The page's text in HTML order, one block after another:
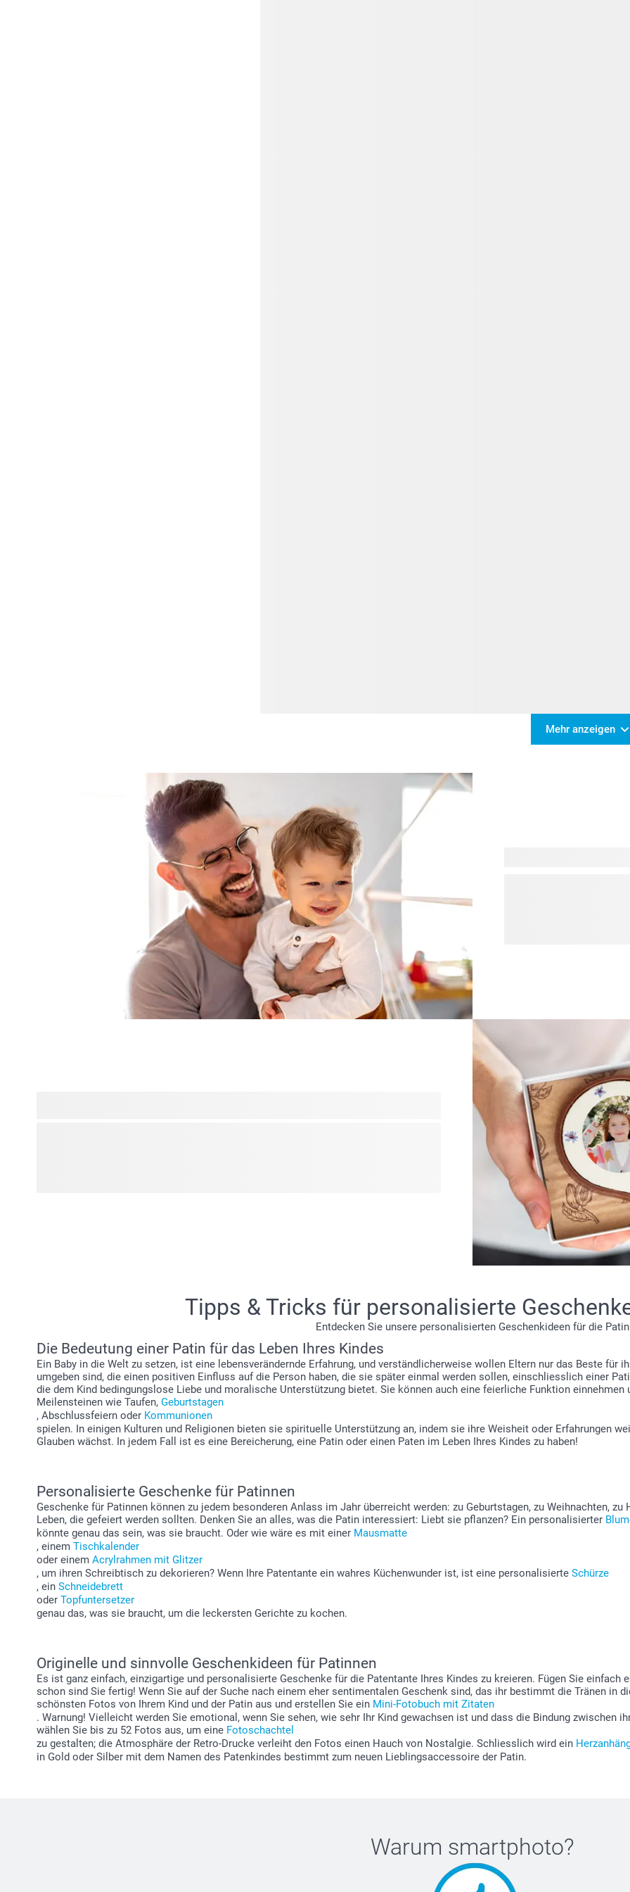
Mehr anzeigen
Tipps & Tricks für personalisierte
Entdecken Sie unsere personalisierten Geschenkideen für die Patin
Die Bedeutung einer Patin für das Leben Ihres Kindes
Ein Baby in die Welt zu setzen, ist eine lebensverändernde Erfahrung, und verständlicherweise wollen Eltern nur das Beste für
umgeben sind, die einen positiven Einfluss auf die Person haben, die sie später einmal werden sollen, einschliesslich einer
die dem Kind bedingungslose Liebe und moralische Unterstützung bietet. Sie können auch eine feierliche Funktion
Meilensteinen wie Taufen, Geburtstagen
, Abschlussfeiern oder Kommunionen
spielen. In einigen Kulturen und Religionen bieten sie spirituelle Unterstützung an, indem sie ihre Weisheit oder Erfahrungen
Glauben wächst. In jedem Fall ist es eine Bereicherung, eine Patin oder einen Paten im Leben Ihres Kindes zu haben!
Personalisierte Geschenke für Patinnen
Geschenke für Patinnen können zu jedem besonderen Anlass im Jahr überreicht werden: zu Geburtstagen, zu Weihnachten,
Leben, die gefeiert werden sollten. Denken Sie an alles, was die Patin interessiert: Liebt sie pflanzen? Ein personalisierter
könnte genau das sein, was sie braucht. Oder wie wäre es mit einer Mausmatte
, einem Tischkalender
oder einem Acrylrahmen mit Glitzer
, um ihren Schreibtisch zu dekorieren? Wenn Ihre Patentante ein wahres Küchenwunder ist, ist eine personalisierte Schürze
, ein Schneidebrett
oder Topfuntersetzer
genau das, was sie braucht, um die leckersten Gerichte zu kochen.
Originelle und sinnvolle Geschenkideen für Patinnen
Es ist ganz einfach, einzigartige und personalisierte Geschenke für die Patentante Ihres Kindes zu kreieren. Fügen Sie einfach
schon sind Sie fertig! Wenn Sie auf der Suche nach einem eher sentimentalen Geschenk sind, das ihr bestimmt die Tränen in
schönsten Fotos von Ihrem Kind und der Patin aus und erstellen Sie ein Mini-Fotobuch mit Zitaten
. Warnung! Vielleicht werden Sie emotional, wenn Sie sehen, wie sehr Ihr Kind gewachsen ist und dass die Bindung zwischen
wählen Sie bis zu 52 Fotos aus, um eine Fotoschachtel
zu gestalten; die Atmosphäre der Retro-Drucke verleiht den Fotos einen Hauch von Nostalgie. Schliesslich wird ein
in Gold oder Silber mit dem Namen des Patenkindes bestimmt zum neuen Lieblingsaccessoire der Patin.
Warum smartphoto?